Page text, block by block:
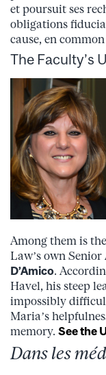
et poursuit ses
obligations
cause, en
The Faculty’s
Among them is
Law’s own
D’Amico.
Havel, his steep
impossibly
Maria’s
memory. See the
Dans les